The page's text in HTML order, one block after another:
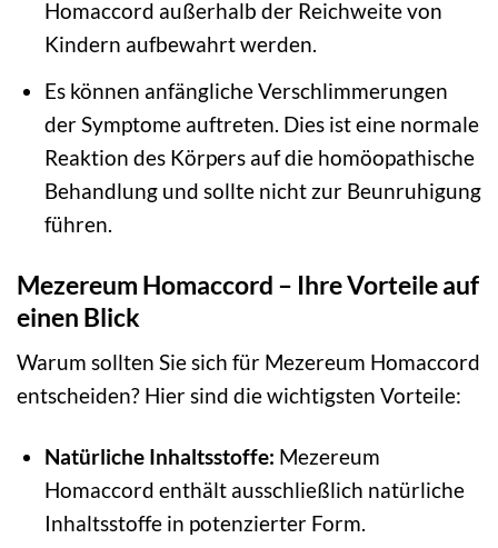
Homaccord außerhalb der Reichweite von
Kindern aufbewahrt werden.
Es können anfängliche Verschlimmerungen
der Symptome auftreten. Dies ist eine normale
Reaktion des Körpers auf die homöopathische
Behandlung und sollte nicht zur Beunruhigung
führen.
Mezereum Homaccord – Ihre Vorteile auf
einen Blick
Warum sollten Sie sich für Mezereum Homaccord
entscheiden? Hier sind die wichtigsten Vorteile:
Natürliche Inhaltsstoffe: Mezereum
Homaccord enthält ausschließlich natürliche
Inhaltsstoffe in potenzierter Form.